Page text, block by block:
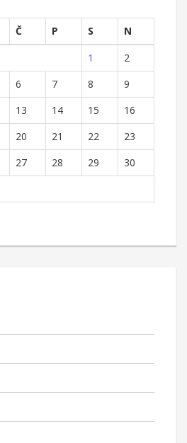
Č P S
N
1
2
6 7 8
9
13 14 15
16
20 21 22
23
27 28 29
30